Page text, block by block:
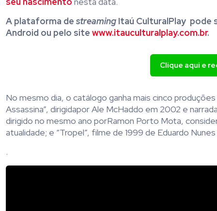
A plataforma de streaming Itaú CulturalPlay pode
Android ou pelo site www.itauculturalplay.com.br.
Clique aqui e
No mesmo dia, o catálogo ganha mais cinco
Assassina”, dirigidapor Ale McHaddo em 2002 e
dirigido no mesmo ano porRamon Porto Mota,
atualidade; e “Tropel”, filme de 1999 de Eduardo
.